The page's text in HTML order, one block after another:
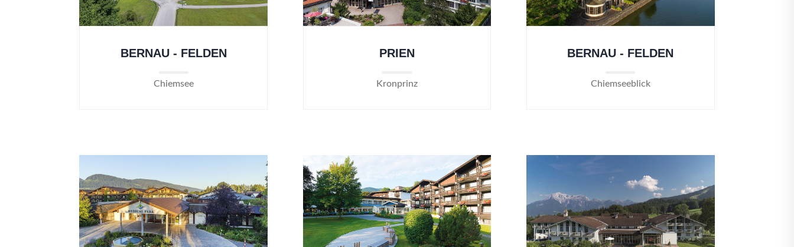
BERNAU - FELDEN
Chiemsee
PRIEN
Kronprinz
BERNAU - FELDEN
Chiemseeblick